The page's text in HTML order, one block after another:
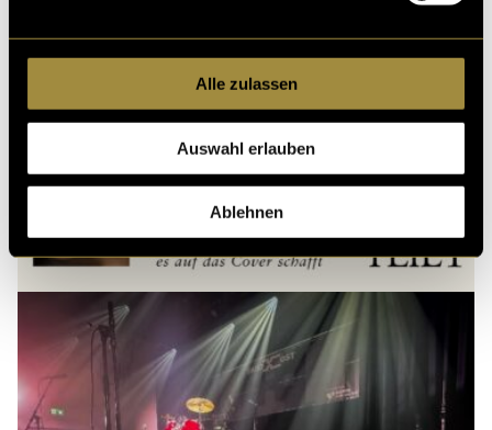
Alle zulassen
Auswahl erlauben
Ablehnen